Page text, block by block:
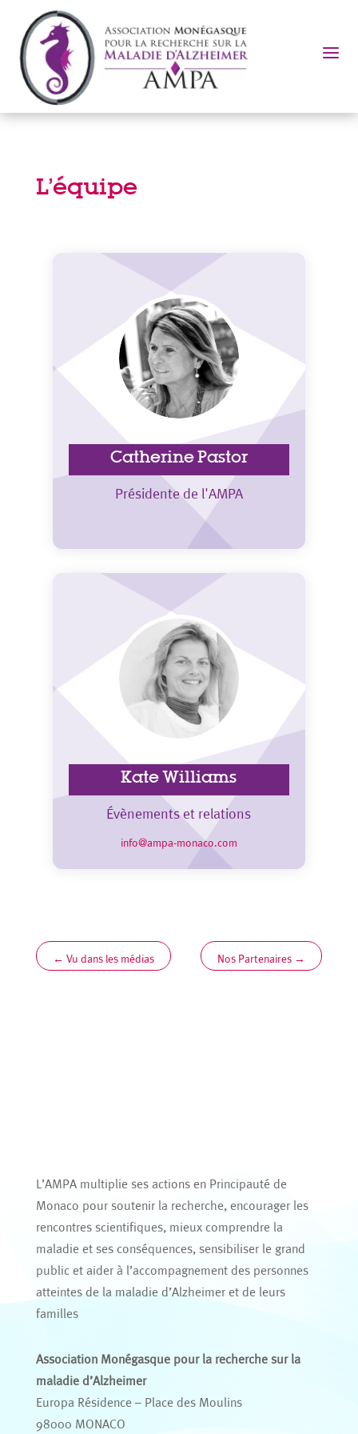
a
L’équipe
Catherine Pastor
Présidente de l'AMPA
Kate Williams
Évènements et relations
info@ampa-monaco.com
← Vu dans les médias Nos Partenaires →
L’AMPA multiplie ses actions en Principauté de
Monaco pour soutenir la recherche, encourager les
rencontres scientifiques, mieux comprendre la
maladie et ses conséquences, sensibiliser le grand
public et aider à l’accompagnement des personnes
atteintes de la maladie d’Alzheimer et de leurs
familles
Association Monégasque pour la recherche sur la
maladie d’Alzheimer
Europa Résidence – Place des Moulins
98000 MONACO